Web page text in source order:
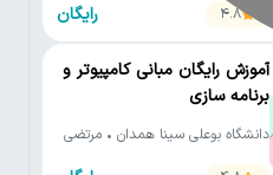
4.8
رایگان
آموزش رایگان مبانی کامپیوتر و
برنامه سازی
دانشگاه بوعلی سینا همدان • مرتضی